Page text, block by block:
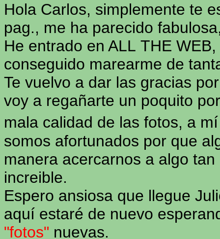
Hola Carlos, simplemente te
pag., me ha parecido
He entrado en ALL THE
conseguido marearme de
Te vuelvo a dar las gracias
voy a regañarte un poquito
mala calidad de las fotos, a
somos afortunados por que
manera acercarnos a algo
increible.
Espero ansiosa que llegue
aquí estaré de nuevo
"fotos" nuevas.